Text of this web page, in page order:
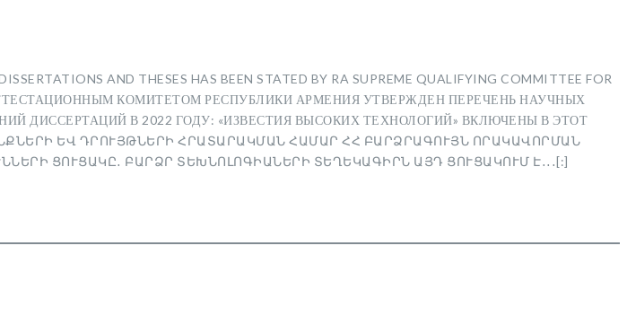
AND THESES HAS BEEN STATED BY RA SUPREME QUALIFYING COMMITTEE FOR
АТТЕСТАЦИОННЫМ КОМИТЕТОМ РЕСПУБЛИКИ АРМЕНИЯ УТВЕРЖДЕН ПЕРЕЧЕНЬ НАУЧНЫХ
ДИССЕРТАЦИЙ В 2022 ГОДУ: «ИЗВЕСТИЯ ВЫСОКИХ ТЕХНОЛОГИЙ» ВКЛЮЧЕНЫ В ЭТОТ
ԵՎ ԴՐՈՒՅԹՆԵՐԻ ՀՐԱՏԱՐԱԿՄԱՆ ՀԱՄԱՐ ՀՀ ԲԱՐՁՐԱԳՈՒՅՆ ՈՐԱԿԱՎՈՐՄԱՆ
ՑՈՒՑԱԿԸ․ ԲԱՐՁՐ ՏԵԽՆՈԼՈԳԻԱՆԵՐԻ ՏԵՂԵԿԱԳԻՐՆ ԱՅԴ ՑՈՒՑԱԿՈՒՄ Է․․․[:]